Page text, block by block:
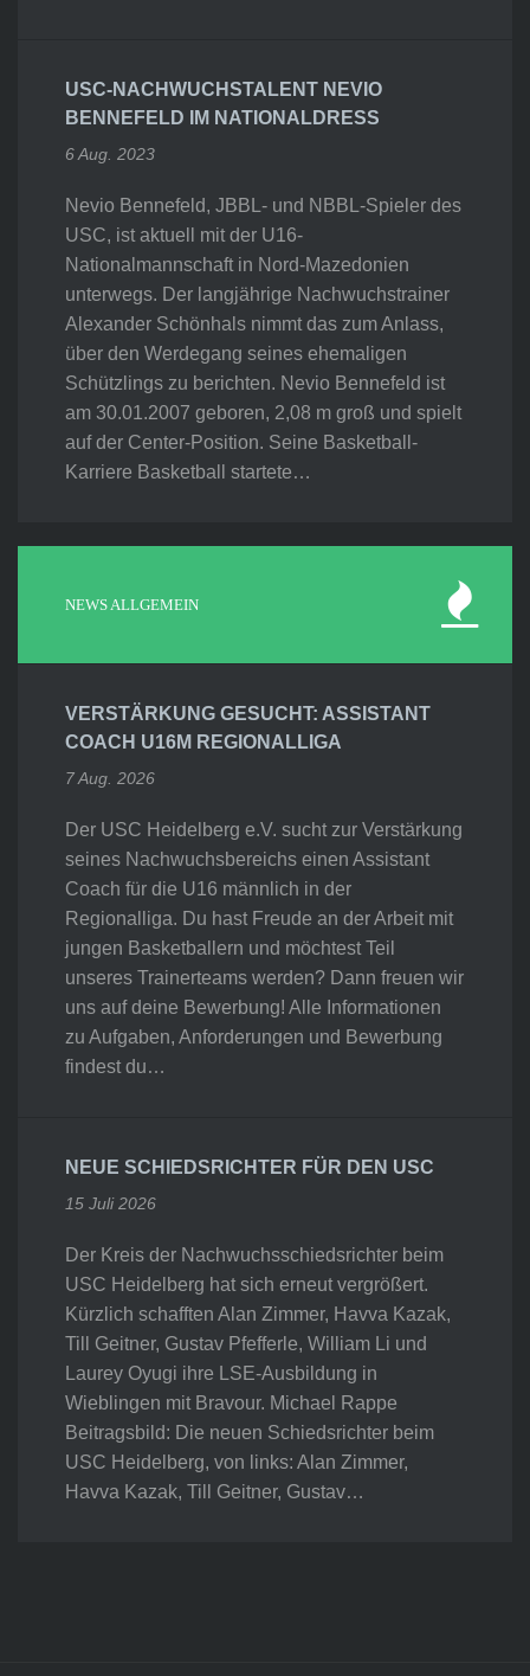
USC-NACHWUCHSTALENT NEVIO
BENNEFELD IM NATIONALDRESS
6 Aug. 2023
Nevio Bennefeld, JBBL- und NBBL-Spieler des
USC, ist aktuell mit der U16-
Nationalmannschaft in Nord-Mazedonien
unterwegs. Der langjährige Nachwuchstrainer
Alexander Schönhals nimmt das zum Anlass,
über den Werdegang seines ehemaligen
Schützlings zu berichten. Nevio Bennefeld ist
am 30.01.2007 geboren, 2,08 m groß und spielt
auf der Center-Position. Seine Basketball-
Karriere Basketball startete…
NEWS ALLGEMEIN
VERSTÄRKUNG GESUCHT: ASSISTANT
COACH U16M REGIONALLIGA
7 Aug. 2026
Der USC Heidelberg e.V. sucht zur Verstärkung
seines Nachwuchsbereichs einen Assistant
Coach für die U16 männlich in der
Regionalliga. Du hast Freude an der Arbeit mit
jungen Basketballern und möchtest Teil
unseres Trainerteams werden? Dann freuen wir
uns auf deine Bewerbung! Alle Informationen
zu Aufgaben, Anforderungen und Bewerbung
findest du…
NEUE SCHIEDSRICHTER FÜR DEN USC
15 Juli 2026
Der Kreis der Nachwuchsschiedsrichter beim
USC Heidelberg hat sich erneut vergrößert.
Kürzlich schafften Alan Zimmer, Havva Kazak,
Till Geitner, Gustav Pfefferle, William Li und
Laurey Oyugi ihre LSE-Ausbildung in
Wieblingen mit Bravour. Michael Rappe
Beitragsbild: Die neuen Schiedsrichter beim
USC Heidelberg, von links: Alan Zimmer,
Havva Kazak, Till Geitner, Gustav…